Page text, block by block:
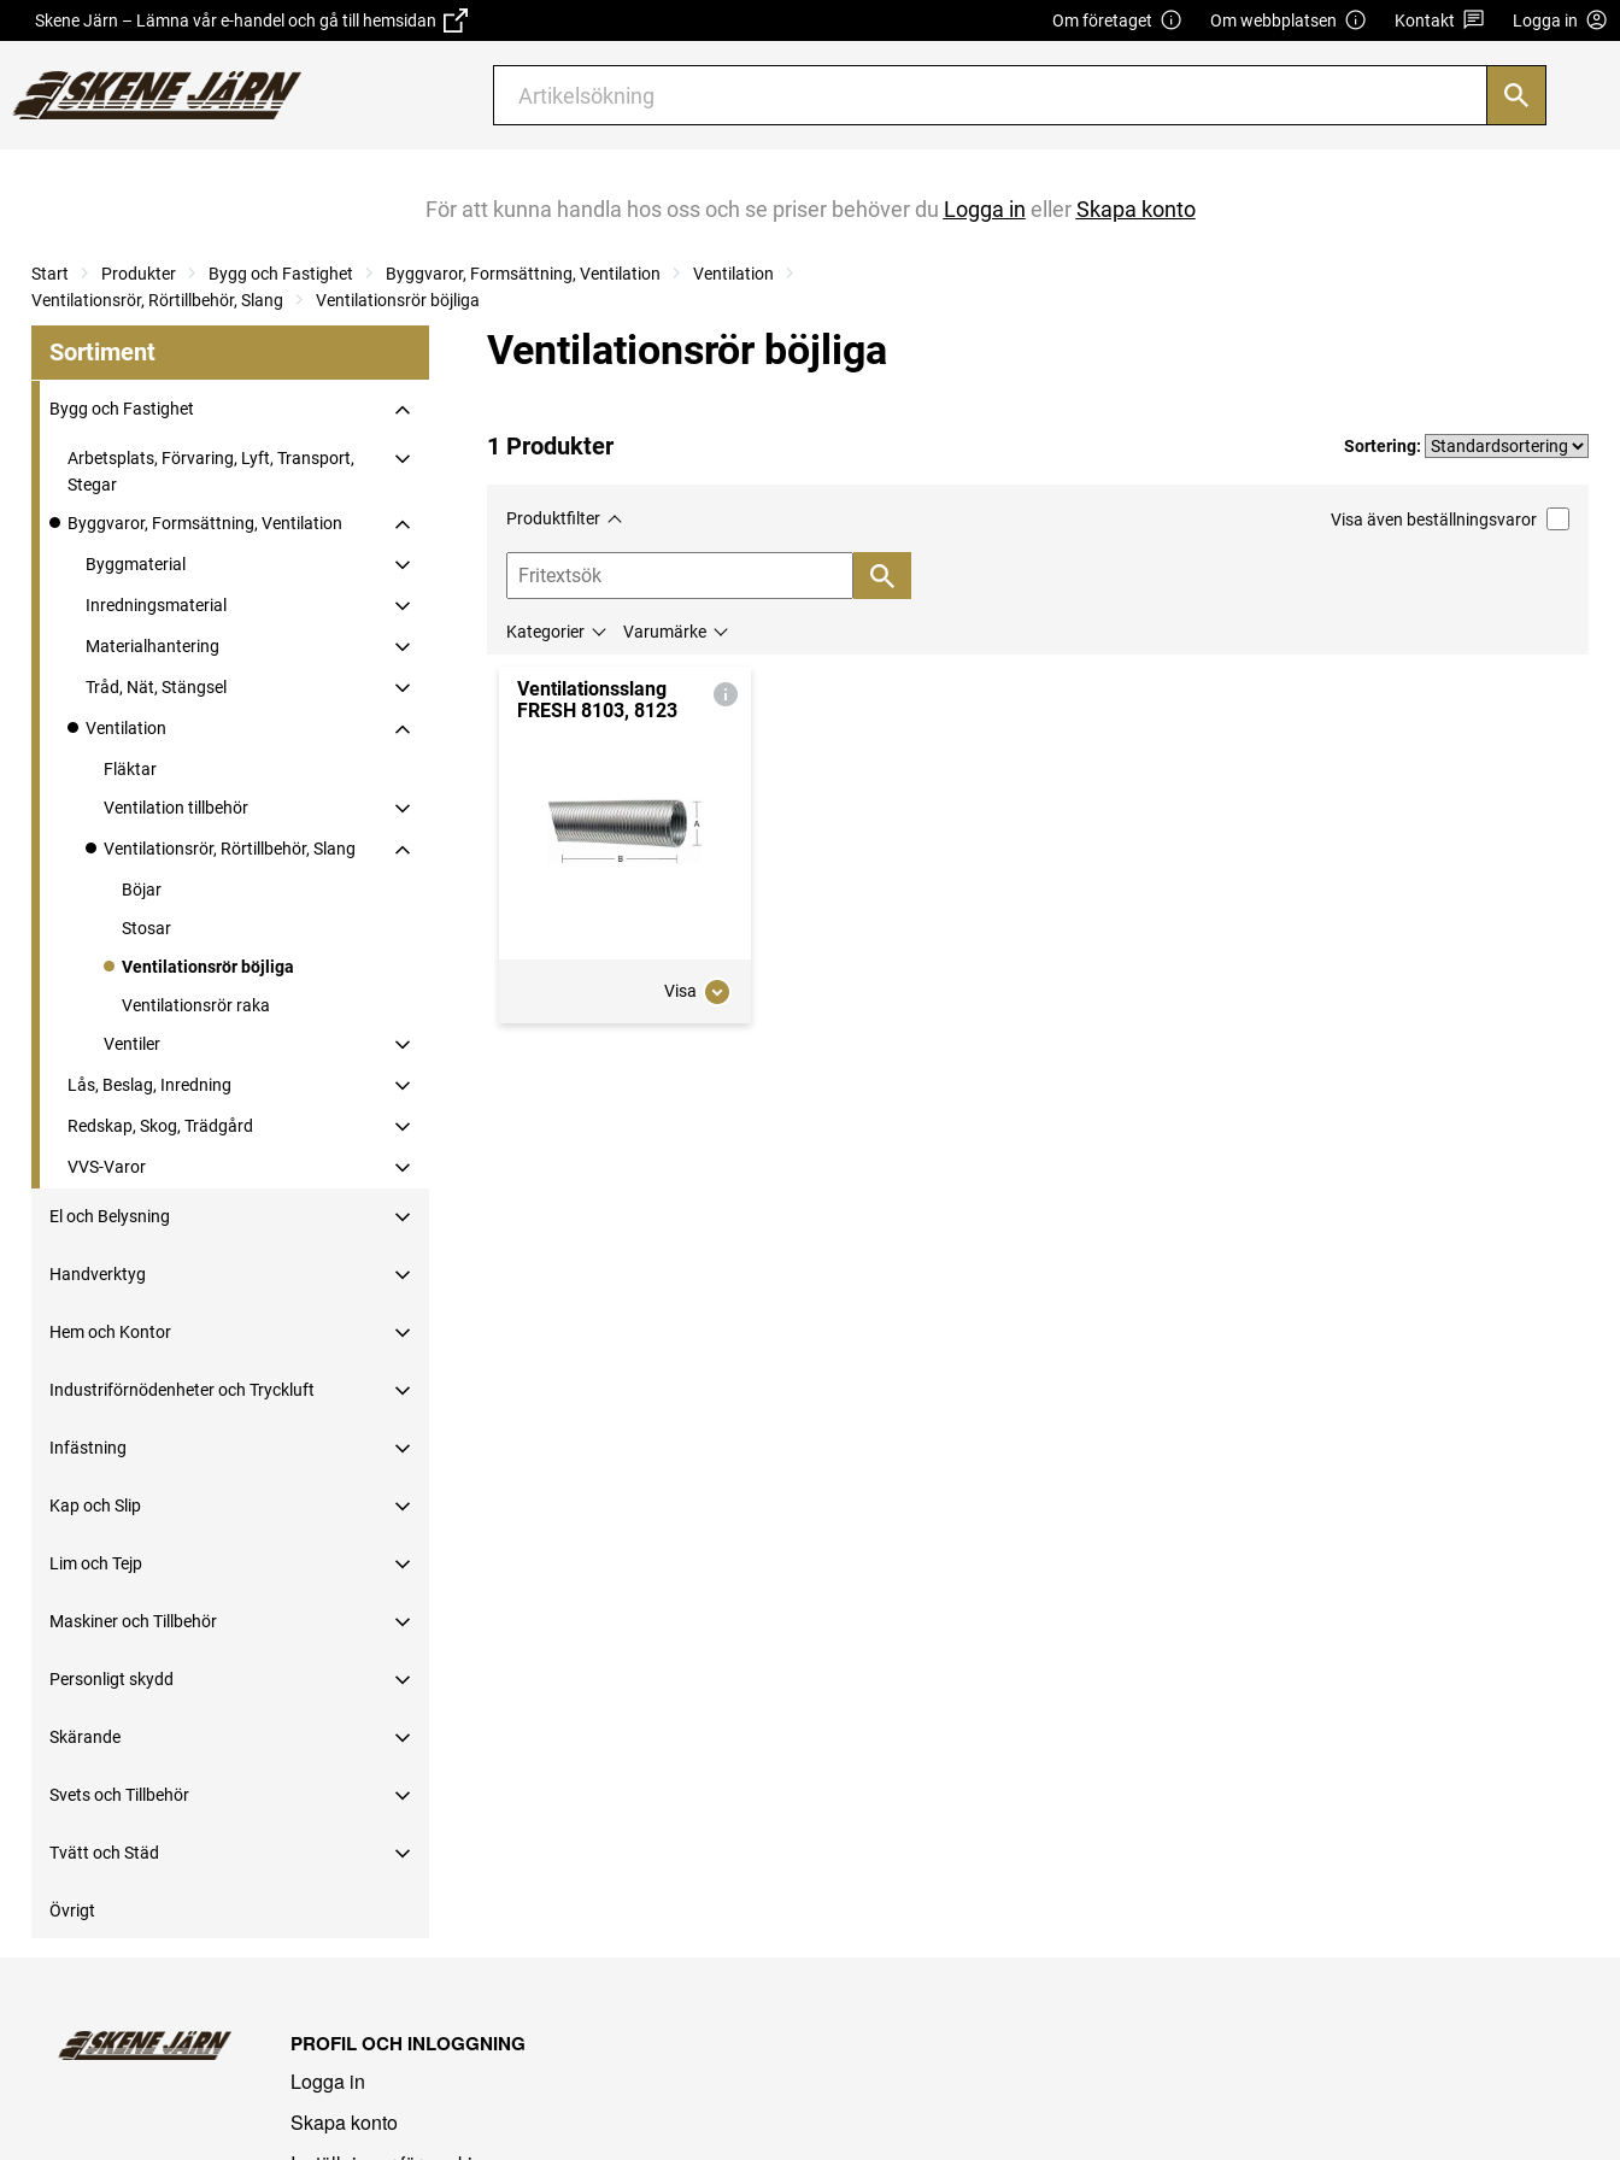
Skene Järn – Lämna vår e-handel och gå till hemsidan Om företaget Om webbplatsen Kontakt Logga in
För att kunna handla hos oss och se priser behöver du Logga in ellerSkapa konto
Start Produkter Bygg och Fastighet Byggvaror, Formsättning, Ventilation
Ventilation
Ventilationsrör, Rörtillbehör, Slang
Ventilationsrör böjliga
Sortiment
Bygg och Fastighet
Arbetsplats, Förvaring, Lyft, Transport,
Stegar
Byggvaror, Formsättning, Ventilation
Byggmaterial
Inredningsmaterial
Materialhantering
Tråd, Nät, Stängsel
Ventilation
Fläktar
Ventilation tillbehör
Ventilationsrör, Rörtillbehör, Slang
Böjar
Stosar
Ventilationsrör böjliga
Ventilationsrör raka
Ventiler
Lås, Beslag, Inredning
Redskap, Skog, Trädgård
VVS-Varor
El och Belysning
Handverktyg
Hem och Kontor
Industriförnödenheter och Tryckluft
Infästning
Kap och Slip
Lim och Tejp
Maskiner och Tillbehör
Personligt skydd
Skärande
Svets och Tillbehör
Tvätt och Städ
Övrigt
Ventilationsrör böjliga
1 Produkter Sortering:
Produktfilter Visa även beställningsvaror
Kategorier Varumärke
Ventilationsslang
FRESH 8103, 8123
Visa
PROFIL OCH INLOGGNING
Logga in
Skapa konto